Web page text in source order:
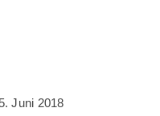
Juni 2018